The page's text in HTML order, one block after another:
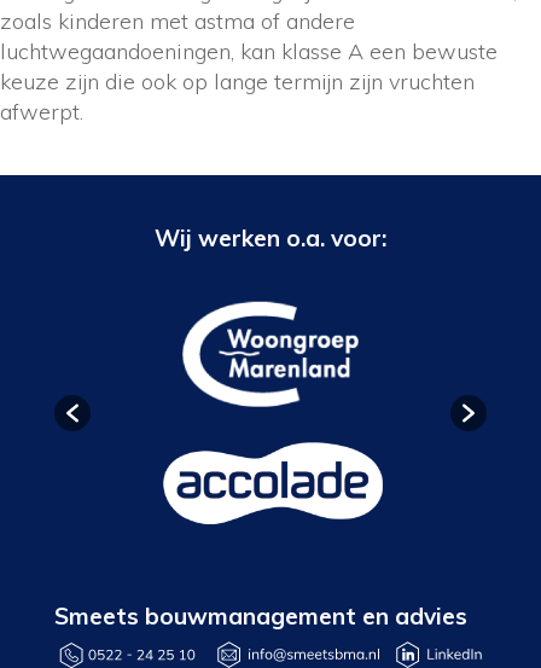
zoals kinderen met astma of andere
luchtwegaandoeningen, kan klasse A een bewuste
keuze zijn die ook op lange termijn zijn vruchten
afwerpt.
Wij werken o.a. voor:
Smeets bouwmanagement en advies